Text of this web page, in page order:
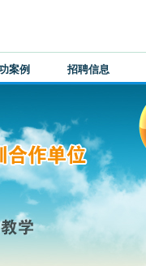
案例 招聘信息